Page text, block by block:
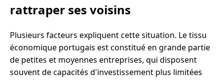
rattraper ses voisins
Plusieurs facteurs expliquent cette situation. Le tissu
économique portugais est constitué en grande partie
de petites et moyennes entreprises, qui disposent
souvent de capacités d'investissement plus limitées